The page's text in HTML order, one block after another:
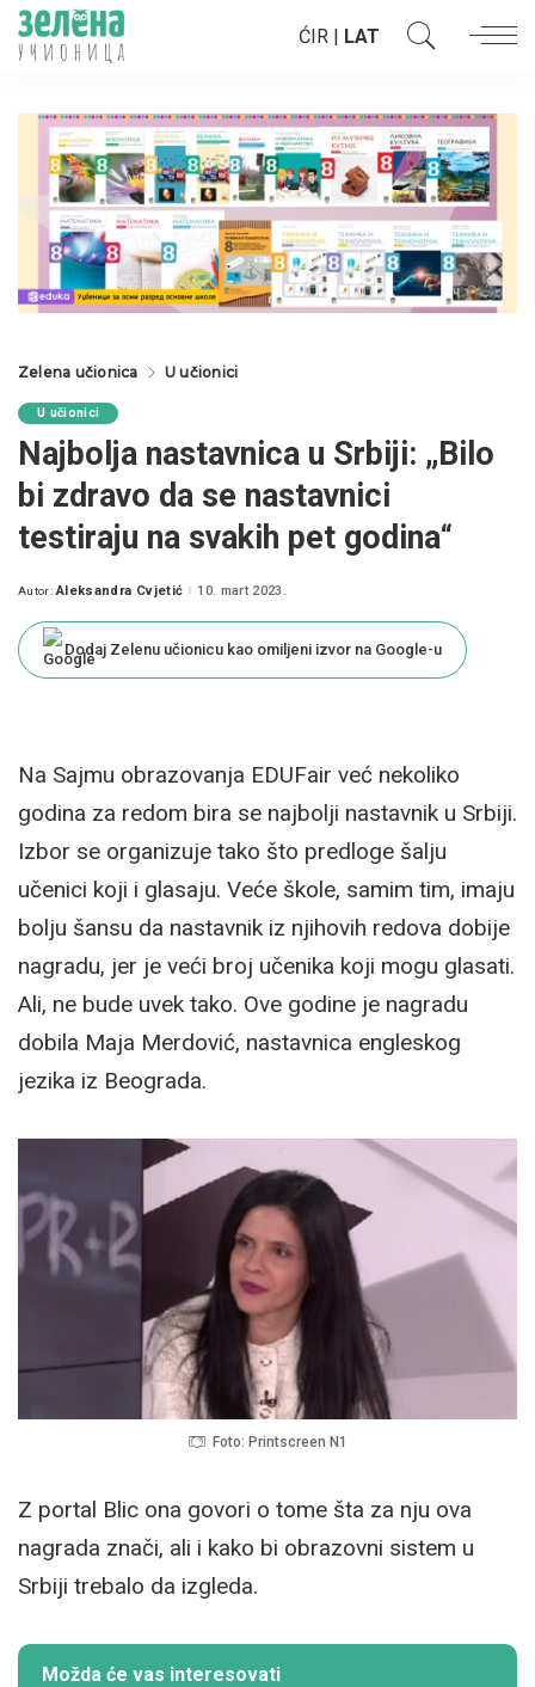
ĆIR | LAT
Zelena učionica U učionici
U učionici
Najbolja nastavnica u Srbiji: „Bilo
bi zdravo da se nastavnici
testiraju na svakih pet godina“
Posted
Autor: Aleksandra Cvjetić 10. mart 2023.
Dodaj Zelenu učionicu kao omiljeni izvor na Google-u
Na Sajmu obrazovanja EDUFair već nekoliko
godina za redom bira se najbolji nastavnik u Srbiji.
Izbor se organizuje tako što predloge šalju
učenici koji i glasaju. Veće škole, samim tim, imaju
bolju šansu da nastavnik iz njihovih redova dobije
nagradu, jer je veći broj učenika koji mogu glasati.
Ali, ne bude uvek tako. Ove godine je nagradu
dobila Maja Merdović, nastavnica engleskog
jezika iz Beograda.
Foto: Printscreen N1
Z portal Blic ona govori o tome šta za nju ova
nagrada znači, ali i kako bi obrazovni sistem u
Srbiji trebalo da izgleda.
Možda će vas interesovati